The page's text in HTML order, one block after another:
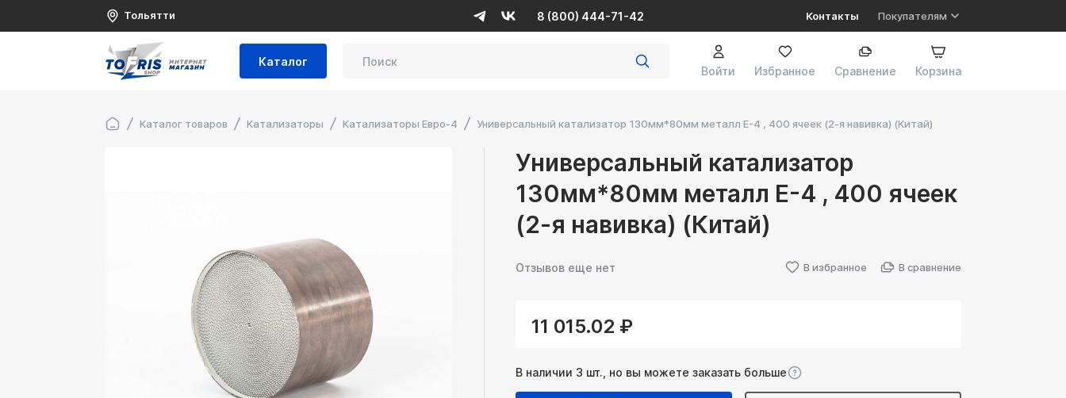
Тольятти 8 (800) 444-71-42 Контакты Покупателям
Каталог
Войти Избранное Сравнение Корзина
Каталог товаров Катализаторы Катализаторы Евро-4 Универсальный катализатор 130мм*80мм металл Е-4 , 400 ячеек (2-я навивка) (Китай)
Универсальный катализатор
130мм*80мм металл Е-4 , 400 ячеек
(2-я навивка) (Китай)
Отзывов еще нет В избранное В сравнение
11 015.02 ₽
В наличии 3 шт., но вы можете заказать больше